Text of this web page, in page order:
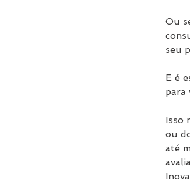
Ou
seu
E é
para
Isso
ou
até